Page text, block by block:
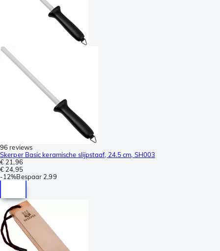
96 reviews
Skerper Basic keramische slijpstaaf, 24.5 cm, SH003
€ 21,96
€ 24,95
-12%Bespaar 2,99